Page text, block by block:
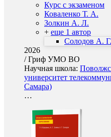
Курс с экзаменом
Коваленко Т. А.
Золкин А. Л.
+ еще 1 автор
Солодов А. Г.
2026
/Гриф УМО ВО
Научная школа:
университет
Самара)
…